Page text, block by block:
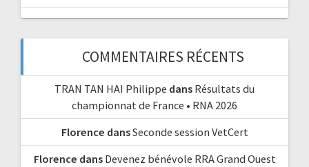
COMMENTAIRES RÉCENTS
TRAN TAN HAI Philippe dans Résultats du
championnat de France • RNA 2026
Florence dansSeconde session VetCert
Florence dans Devenez bénévole RRA Grand Ouest